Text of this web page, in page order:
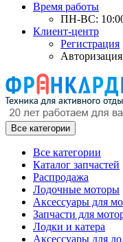
Время работы
ПН-ВС:
Клиент-центр
Регистрация
Авторизация
Все категории
Все категории
Каталог запчастей
Распродажа
Лодочные моторы
Аксессуары для
Запчасти для
Лодки и катера
Аксессуары для